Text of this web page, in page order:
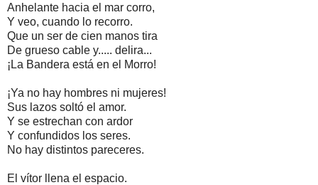
Anhelante hacia el mar corro,
Y veo, cuando lo recorro.
Que un ser de cien manos tira
De grueso cable y..... delira...
¡La Bandera está en el Morro!
¡Ya no hay hombres ni mujeres!
Sus lazos soltó el amor.
Y se estrechan con ardor
Y confundidos los seres.
No hay distintos pareceres.
El vítor llena el espacio.